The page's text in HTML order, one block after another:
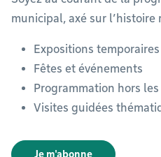
municipal, axé sur l’histoire
Expositions temporaires
Fêtes et événements
Programmation hors
Visites guidées
Je m'abonne